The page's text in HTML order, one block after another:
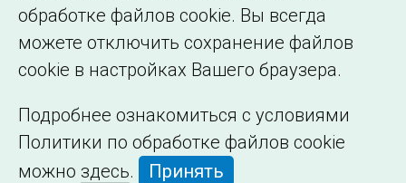
обработке файлов cookie. Вы всегда
можете отключить сохранение файлов
cookie в настройках Вашего браузера.
Подробнее ознакомиться с условиями
Политики по обработке файлов cookie
можно здесь. Принять